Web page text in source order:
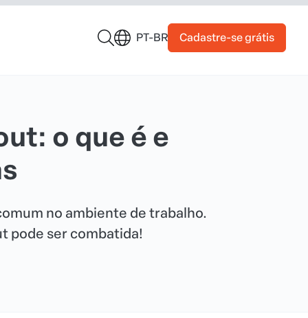
PT-BR Cadastre-se grátis
o que é e
no ambiente de trabalho.
pode ser combatida!